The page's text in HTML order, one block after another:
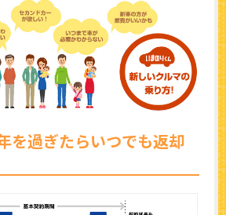
を過ぎたらいつでも返却